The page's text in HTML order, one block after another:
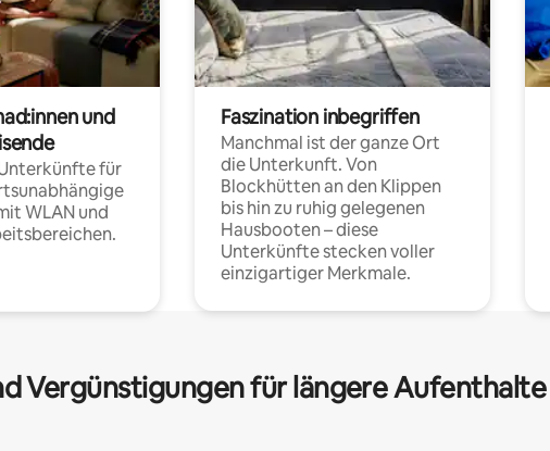
und
für
WLAN und
Faszination inbegriffen
Manchmal ist der ganze Ort
die Unterkunft. Von
Blockhütten an den Klippen
bis hin zu ruhig gelegenen
Hausbooten – diese
Unterkünfte stecken voller
einzigartiger Merkmale.
Vergünstigungen für längere Aufenthalte